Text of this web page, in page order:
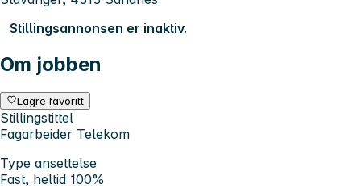
Stillingsannonsen er inaktiv.
Om jobben
Lagre favoritt
Stillingstittel
Fagarbeider Telekom
Type ansettelse
Fast, heltid 100%